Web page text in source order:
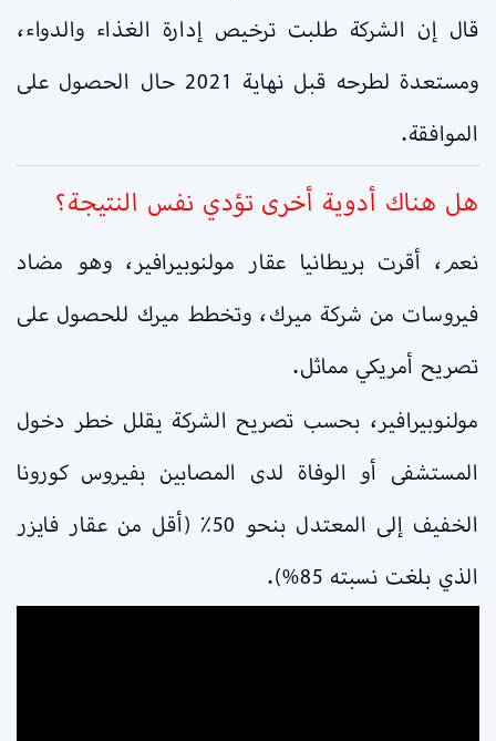
قال إن الشركة طلبت ترخيص إدارة الغذاء والدواء،
ومستعدة لطرحه قبل نهاية 2021 حال الحصول على
الموافقة.
هل هناك أدوية أخرى تؤدي نفس النتيجة؟
نعم، أقرت بريطانيا عقار مولنوبيرافير، وهو مضاد
فيروسات من شركة ميرك، وتخطط ميرك للحصول على
تصريح أمريكي مماثل.
مولنوبيرافير، بحسب تصريح الشركة يقلل خطر دخول
المستشفى أو الوفاة لدى المصابين بفيروس كورونا
الخفيف إلى المعتدل بنحو 50٪ (أقل من عقار فايزر
الذي بلغت نسبته 85%).